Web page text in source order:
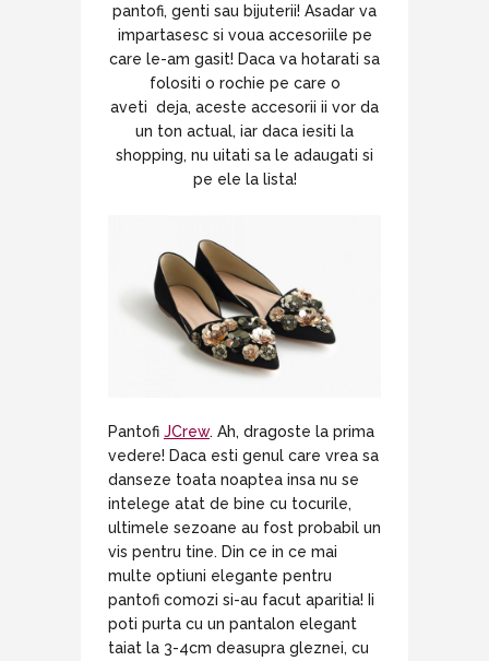
pantofi, genti sau bijuterii! Asadar va
impartasesc si voua accesoriile pe
care le-am gasit! Daca va hotarati sa
folositi o rochie pe care o
aveti deja, aceste accesorii ii vor da
un ton actual, iar daca iesiti la
shopping, nu uitati sa le adaugati si
pe ele la lista!
Pantofi JCrew. Ah, dragoste la prima
vedere! Daca esti genul care vrea sa
danseze toata noaptea insa nu se
intelege atat de bine cu tocurile,
ultimele sezoane au fost probabil un
vis pentru tine. Din ce in ce mai
multe optiuni elegante pentru
pantofi comozi si-au facut aparitia! Ii
poti purta cu un pantalon elegant
taiat la 3-4cm deasupra gleznei, cu